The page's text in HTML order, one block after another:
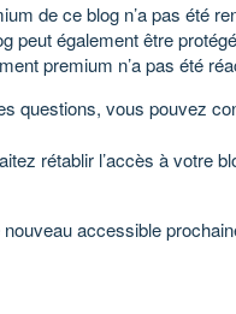
de ce blog n’a pas été
peut également être
premium n’a pas été
questions, vous pouvez
rétablir l’accès à votre
accessible